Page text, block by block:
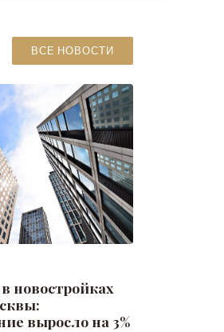
ВСЕ НОВОСТИ
новостройках
выросло на 3%